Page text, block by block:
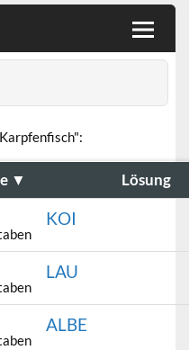
▼ Lösung
KOI
LAU
ALBE